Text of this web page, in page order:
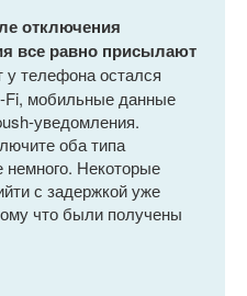
отключения
все равно присылают
у телефона остался
Fi, мобильные данные
уведомления.
оба типа
немного. Некоторые
с задержкой уже
что были получены